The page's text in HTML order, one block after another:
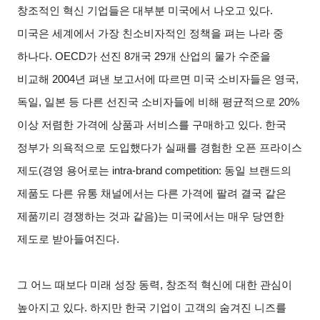
창조적인 혁신 기업들은 대부분 미국에서 나오고 있다.
미국은 세계에서 가장 친소비자적인 정책을 펴는 나라 중
하나다. OECD가 선진 8개국 29개 산업의 물가 수준을
비교해 2004년 펴낸 보고서에 따르면 미국 소비자들은 영국,
독일, 일본 등 다른 선진국 소비자들에 비해 평균적으로 20%
이상 저렴한 가격에 상품과 서비스를 구매하고 있다. 한국
정부가 의욕적으로 도입했다가 실패를 경험한 오픈 프라이스
제도(경영 용어로는 intra-brand competition: 동일 브랜드의
제품도 다른 유통 채널에서는 다른 가격에 팔려 결국 같은
제품끼리 경쟁하는 것과 같음)는 미국에서는 매우 당연한
제도로 받아들여진다.
그 어느 때보다 미래 성장 동력, 창조적 혁신에 대한 관심이
높아지고 있다.하지만 한국 기업이 고객의 숨겨진 니즈를